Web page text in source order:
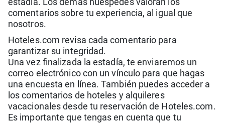
estadía. Los demás huéspedes valoran los
comentarios sobre tu experiencia, al igual que
nosotros.
Hoteles.com revisa cada comentario para
garantizar su integridad.
Una vez finalizada la estadía, te enviaremos un
correo electrónico con un vínculo para que hagas
una encuesta en línea. También puedes acceder a
los comentarios de hoteles y alquileres
vacacionales desde tu reservación de Hoteles.com.
Es importante que tengas en cuenta que tu